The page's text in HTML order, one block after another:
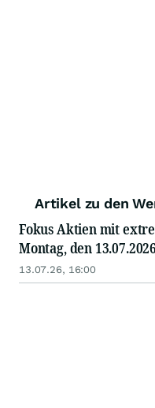
Artikel zu den
Fokus Aktien mit
Montag, den 13.07.2026
13.07.26, 16:00